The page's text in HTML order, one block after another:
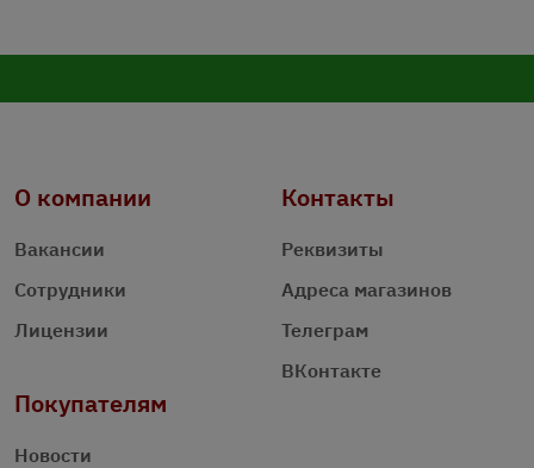
О компании
Вакансии
Сотрудники
Лицензии
Контакты
Реквизиты
Адреса магазинов
Телеграм
ВКонтакте
Покупателям
Новости